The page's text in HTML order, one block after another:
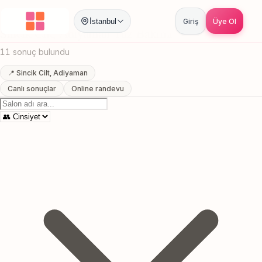
İstanbul Giriş Üye Ol
Anasayfa / Adiyaman / /
Sincik Cilt, Adiyaman Yuz Bakimi
11 sonuç bulundu
📍 Sincik Cilt, Adiyaman
Canlı sonuçlar
Online randevu